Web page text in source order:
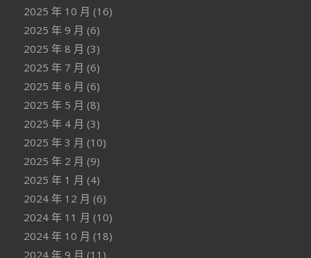
2025 年 10 月 (16)
2025 年 9 月 (6)
2025 年 8 月 (3)
2025 年 7 月 (6)
2025 年 6 月 (6)
2025 年 5 月 (8)
2025 年 4 月 (3)
2025 年 3 月 (10)
2025 年 2 月 (9)
2025 年 1 月 (4)
2024 年 12 月 (6)
2024 年 11 月 (10)
2024 年 10 月 (18)
2024 年 9 月 (11)